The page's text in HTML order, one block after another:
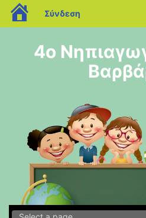
περιεχόμενο
4o
blogs.sch.gr
Σύνδεση